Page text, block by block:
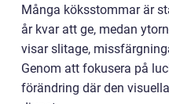
Många köksstommar är
år kvar att ge, medan
visar slitage,
Genom att fokusera på
förändring där den